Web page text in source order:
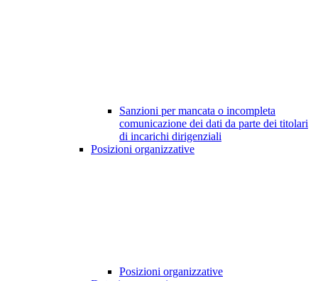
Sanzioni per mancata o incompleta
comunicazione dei dati da parte dei titolari
di incarichi dirigenziali
Posizioni organizzative
Posizioni organizzative